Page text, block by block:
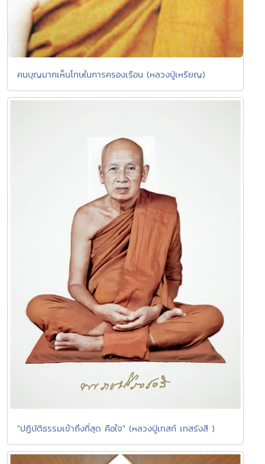
คนบุญมากเห็นโทษในการครองเรือน (หลวงปู่เหรียญ)
"ปฏิบัติธรรมเข้าถึงที่สุด คือใจ" (หลวงปู่เทสก์ เทสรังสี )